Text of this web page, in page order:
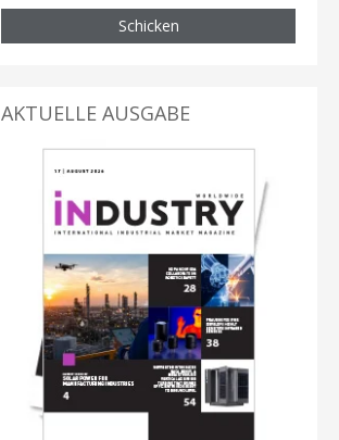
Schicken
AKTUELLE AUSGABE